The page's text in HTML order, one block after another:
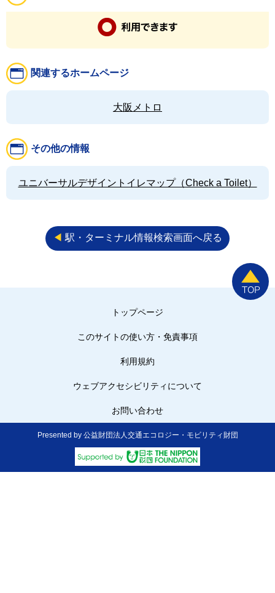
関連するホームページ
大阪メトロ
その他の情報
ユニバーサルデザイントイレマップ（Check a Toilet）
◀︎ 駅・ターミナル情報検索画面へ戻る
トップページ
このサイトの使い方・免責事項
利用規約
ウェブアクセシビリティについて
お問い合わせ
Presented by 公益財団法人交通エコロジー・モビリティ財団